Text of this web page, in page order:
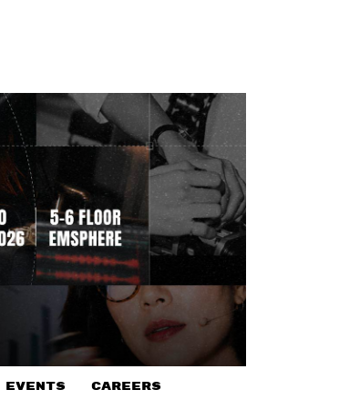
EVENTS CAREERS